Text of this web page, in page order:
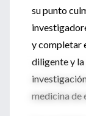
su punto
y completar
diligente y
medicina de